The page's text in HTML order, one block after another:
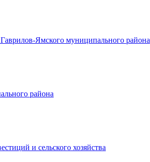
Ямского муниципального района
района
и сельского хозяйства